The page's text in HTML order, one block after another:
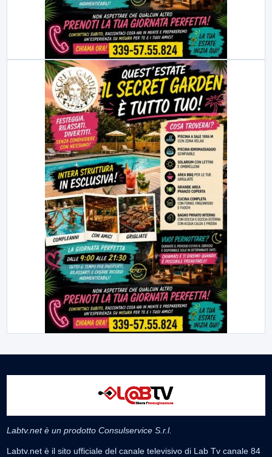
Labtv.net è un prodotto Consulservice S.r.l.
Labtv.net è il sito ufficiale del canale televisivo di Lab Tv canale 84